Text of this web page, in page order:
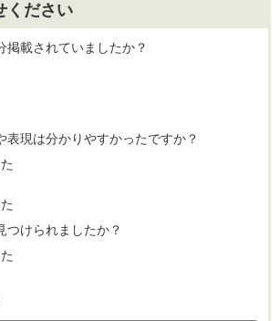
ください
掲載されていましたか？
表現は分かりやすかったですか？
つけられましたか？